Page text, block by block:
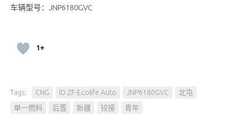
车辆型号：JNP6180GVC
1+
Tags: CNG ID ZF-Ecolife Auto JNP6180GVC
北屯
单一燃料
后置 新疆 铰接 青年